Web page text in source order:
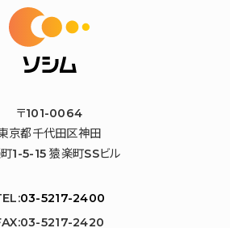
〒101-0064
京都千代田区神田
1-5-15 猿楽町SSビル
03-5217-2400
5217-2420